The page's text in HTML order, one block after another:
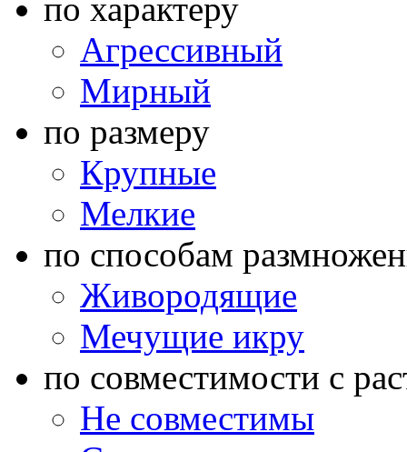
по характеру
Агрессивный
Мирный
по размеру
Крупные
Мелкие
по способам
Живородящие
Мечущие икру
по совместимости с
Не совместимы